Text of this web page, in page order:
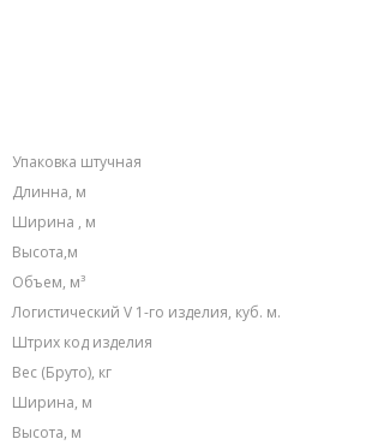
Упаковка штучная
Длинна, м
Ширина , м
Высота,м
Объем, м³
Логистический V 1-го изделия, куб. м.
Штрих код изделия
Вес (Бруто), кг
Ширина, м
Высота, м